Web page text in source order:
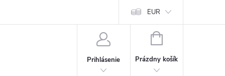
EUR
Prihlásenie
NÁKUPNÝ
Prázdny košík